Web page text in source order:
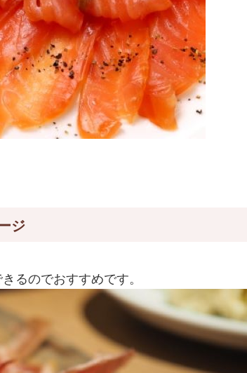
ジ
るのでおすすめです。